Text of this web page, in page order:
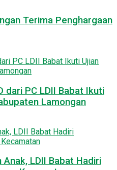
Terima Penghargaan
dari PC LDII Babat Ikuti
Lamongan
LDII Babat Hadiri